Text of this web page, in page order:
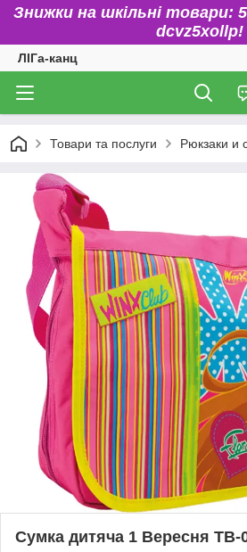
Знижки на шкільні товари:
dcvz5xollp!
ЛІГа-канц
Товари та послуги Рюкзаки и
Сумка дитяча 1 Вересня TB-